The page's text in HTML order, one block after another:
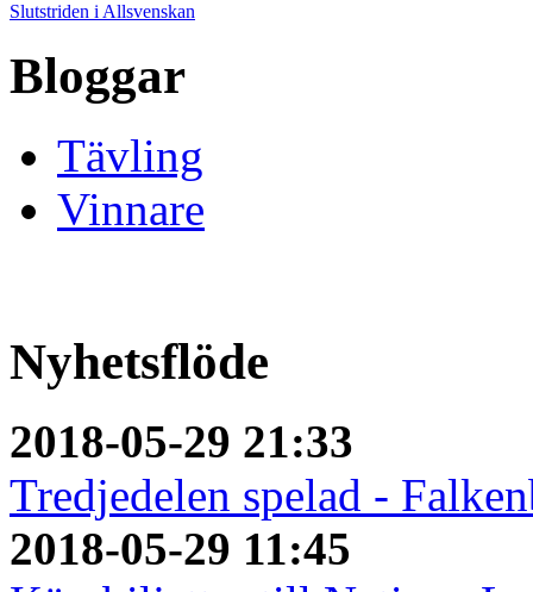
Slutstriden i Allsvenskan
Bloggar
Tävling
Vinnare
Nyhetsflöde
2018-05-29 21:33
Tredjedelen spelad -
2018-05-29 11:45